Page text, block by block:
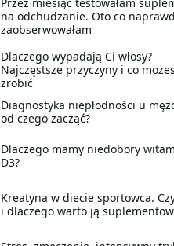
na odchudzanie. Oto co
zaobserwowałam
Dlaczego wypadają Ci włosy?
Najczęstsze przyczyny i co
zrobić
Diagnostyka niepłodności u
od czego zacząć?
Dlaczego mamy niedobory
D3?
Kreatyna w diecie sportowca.
i dlaczego warto ją